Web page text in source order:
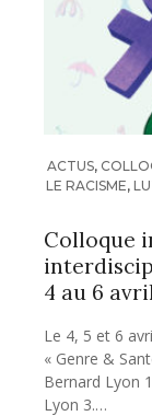
ACTUS,
LE RACISME,
Colloque
4 au 6
Le 4, 5 et 6
« Genre &
Bernard Lyon
Lyon 3.…